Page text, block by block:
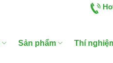
Sản phẩm Thí